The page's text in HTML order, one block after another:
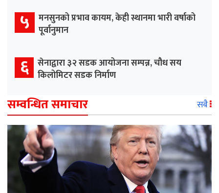
५ मनसुनको प्रभाव कायम, केही स्थानमा भारी वर्षाको
पूर्वानुमान
६ सेनाद्वारा ३२ सडक आयोजना सम्पन्न, चौध सय
किलोमिटर सडक निर्माण
सम्वन्धित समाचार सबै